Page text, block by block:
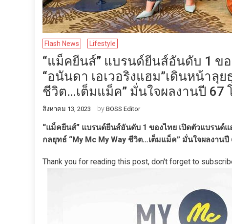
Flash News Lifestyle
“แม็คยีนส์” แบรนด์ยีนส์อันดับ 1 ข
“อนันดา เอเวอริงแฮม”เดินหน้าลุ
ชีวิต…เต็มแม็ค” มั่นใจผลงานปี 67
สิงหาคม 13, 2023 by BOSS Editor
“แม็คยีนส์” แบรนด์ยีนส์อันดับ 1 ของไทย เปิดตัวแบรนด์แ
กลยุทธ์ “My Mc My Way ชีวิต…เต็มแม็ค” มั่นใจผลงานปี
Thank you for reading this post, don't forget to